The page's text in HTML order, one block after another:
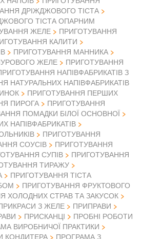
ДРІЖДЖОВОГО ТІСТА
ТІСТА ОПАРНИМ
ЖЕЛЕ
ПРИГОТУВАННЯ
КАЛИТИ
ПРИГОТУВАННЯ МАННИКА
ЖЕЛЕ
ПРИГОТУВАННЯ
НАПІВФАБРИКАТІВ З
НАТУРАЛЬНИХ НАПІВФАБРИКАТІВ
ПРИГОТУВАННЯ ПЕРШИХ
ПИРОГА
ПРИГОТУВАННЯ
ПОМАДКИ БІЛОЇ ОСНОВНОЇ
НАПІВФАБРИКАТІВ
ПРИГОТУВАННЯ
СОУСІВ
ПРИГОТУВАННЯ
СУПІВ
ПРИГОТУВАННЯ
ТИРАЖУ
ПРИГОТУВАННЯ ТІСТА
ПРИГОТУВАННЯ ФРУКТОВОГО
ХОЛОДНИХ СТРАВ ТА ЗАКУСОК
З ЖЕЛЕ
ПРИПРАВИ
ПРИСКАНЦІ
ПРОБНІ РОБОТИ
ВИРОБНИЧОЇ ПРАКТИКИ
КОНДИТЕРА
ПРОГРАМА З